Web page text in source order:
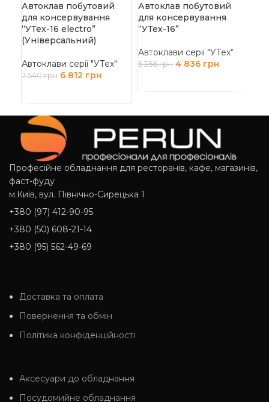
Автоклав побутовий
для консервування
“УТех-16 electro”
(Універсальний)
Автоклави серії "УТех"
7 540грн 6 812 грн
Автоклав побутовий
для консервування
“УТех-16”
Автоклави серії "УТех"
5 356грн 4 836 грн
Професійне обладнання для ресторанів, кафе, магазинів,
фаст-фуду
м.Київ, вул. Північно-Сирецька 1
+380 (97) 412-90-95
+380 (50) 608-21-14
+380 (95) 562-49-69
Доставка та оплата
Повернення та обмін
Політика конфіденційності
Аксесуари до обладнання
Посудомийне обладнання